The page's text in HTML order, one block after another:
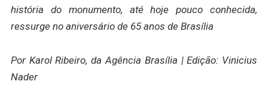
história do monumento, até hoje pouco conhecida,
ressurge no aniversário de 65 anos de Brasília
Por Karol Ribeiro, da Agência Brasília | Edição: Vinicius
Nader